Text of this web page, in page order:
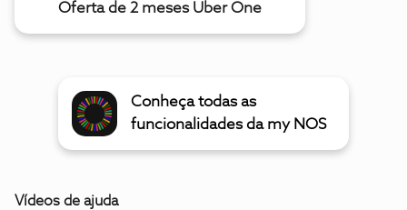
Oferta de 2 meses Uber One
Conheça todas as
funcionalidades da my NOS
Vídeos de ajuda